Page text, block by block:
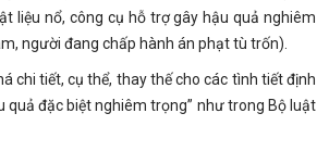
liệu nổ, công cụ hỗ trợ gây hậu quả nghiêm
người đang chấp hành án phạt tù trốn).
chi tiết, cụ thể, thay thế cho các tình tiết định
quả đặc biệt nghiêm trọng” như trong Bộ luật